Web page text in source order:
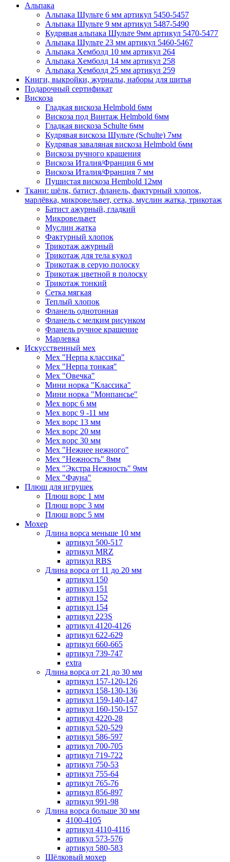
Альпака
Альпака Шульте 6 мм артикул 5450-5457
Альпака Шульте 9 мм артикул 5487-5490
Кудрявая альпака Шульте 9мм артикул 5470-5477
Альпака Шульте 23 мм артикул 5460-5467
Альпака Хемболд 10 мм артикул 264
Альпака Хемболд 14 мм артикул 258
Альпака Хемболд 25 мм артикул 259
Книги, выкройки, журналы, наборы для шитья
Подарочный сертификат
Вискоза
Гладкая вискоза Helmbold 6мм
Вискоза под Винтаж Helmbold 6мм
Гладкая вискоза Schulte 6мм
Кудрявая вискоза Шульте (Schulte) 7мм
Кудрявая заваляная вискоза Helmbold 6мм
Вискоза ручного крашения
Вискоза Италия/Франция 6 мм
Вискоза Италия/Франция 7 мм
Пушистая вискоза Hembold 12мм
Ткани: шёлк, батист, фланель, фактурный хлопок,
марлёвка, микровельвет, сетка, муслин жатка, трикотаж
Батист ажурный, гладкий
Микровельвет
Муслин жатка
Фактурный хлопок
Трикотаж ажурный
Трикотаж для тела кукол
Трикотаж в серую полоску
Трикотаж цветной в полоску
Трикотаж тонкий
Сетка мягкая
Теплый хлопок
Фланель однотонная
Фланель с мелким рисунком
Фланель ручное крашение
Марлевка
Искусственный мех
Мех "Нерпа классика"
Мех "Нерпа тонкая"
Мех "Овечка"
Мини норка "Классика"
Мини норка "Монпансье"
Мех ворс 6 мм
Мех ворс 9 -11 мм
Мех ворс 13 мм
Мех ворс 20 мм
Мех ворс 30 мм
Мех "Нежнее нежного"
Мех "Нежность" 8мм
Мех "Экстра Нежность" 9мм
Мех "Фауна"
Плюш для игрушек
Плюш ворс 1 мм
Плюш ворс 3 мм
Плюш ворс 5 мм
Мохер
Длина ворса меньше 10 мм
артикул 500-517
артикул MRZ
артикул RBS
Длина ворса от 11 до 20 мм
артикул 150
артикул 151
артикул 152
артикул 154
артикул 223S
артикул 4120-4126
артикул 622-629
артикул 660-665
артикул 739-747
extra
Длина ворса от 21 до 30 мм
артикул 157-120-126
артикул 158-130-136
артикул 159-140-147
артикул 160-150-157
артикул 4220-28
артикул 520-529
артикул 586-597
артикул 700-705
артикул 719-722
артикул 750-53
артикул 755-64
артикул 765-76
артикул 856-897
артикул 991-98
Длина ворса больше 30 мм
4100-4105
артикул 4110-4116
артикул 573-576
артикул 580-583
Шёлковый мохер